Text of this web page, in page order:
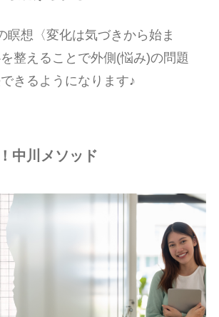
瞑想〈変化は気づきから始ま
整えることで外側(悩み)の問題
きるようになります♪
中川メソッド